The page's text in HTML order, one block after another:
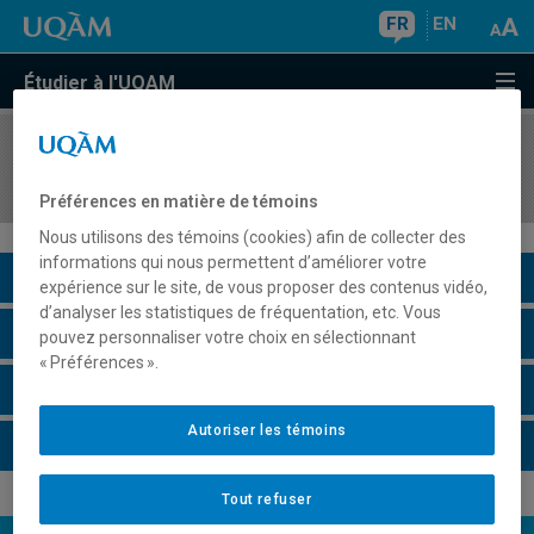
FR EN
Étudier à l'UQAM
COURS//
Description du cours
Horaire - Été 2026
Préférences en matière de témoins
Nous utilisons des témoins (cookies) afin de collecter des
informations qui nous permettent d’améliorer votre
expérience sur le site, de vous proposer des contenus vidéo,
d’analyser les statistiques de fréquentation, etc. Vous
pouvez personnaliser votre choix en sélectionnant
« Préférences ».
Tout refuser
Autoriser les témoins